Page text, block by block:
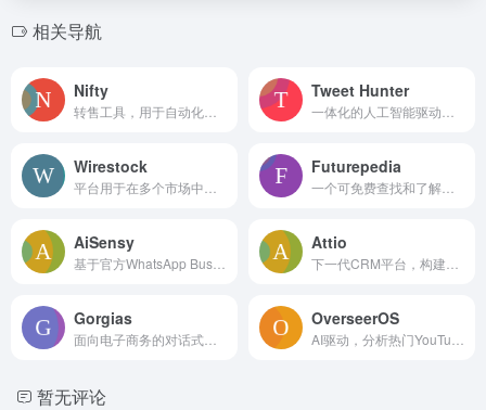
相关导航
Nifty Tweet Hunter
Wirestock Futurepedia
AiSensy Attio
Gorgias OverseerOS
暂无评论